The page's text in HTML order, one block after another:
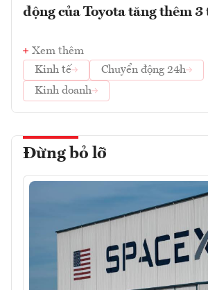
động của Toyota tăng thêm 3
Xem thêm
Kinh tế
Chuyển động 24h
Kinh doanh
Đừng bỏ lỡ